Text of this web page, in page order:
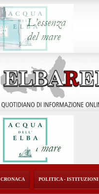
CRONACA POLITICA - ISTITUZIONI